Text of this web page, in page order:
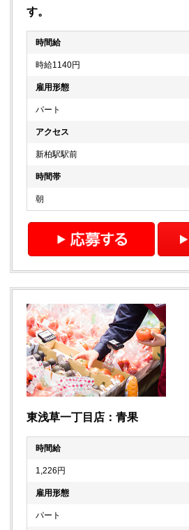
す。
時間給
時給1140円
雇用形態
パート
アクセス
新柏駅駅前
時間帯
朝
東浅草一丁目店：青果
時間給
1,226円
雇用形態
パート